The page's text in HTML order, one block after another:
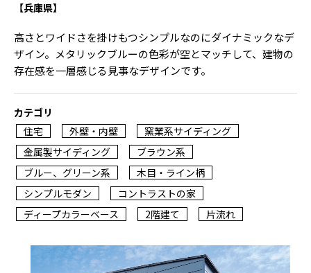
【兵庫県】
高さとワイドさを掛けもつシンプルなのにダイナミックなデ
ザイン。メタリックブルーの色彩が空とマッチして、建物の
存在感を一層感じる見事なデザインです。
カテゴリ
住宅
外壁・内壁
窯業系サイディング
金属製サイディング
ブラウン系
ブルー、グリーン系
木目・ライン柄
シンプルモダン
コントラストの家
ディープカラーベース
2階建て 片流れ